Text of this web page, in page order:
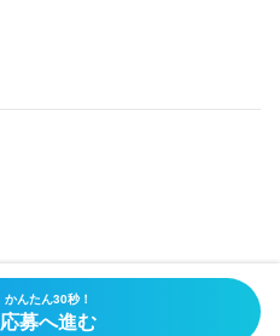
かんたん30秒！
応募へ進む